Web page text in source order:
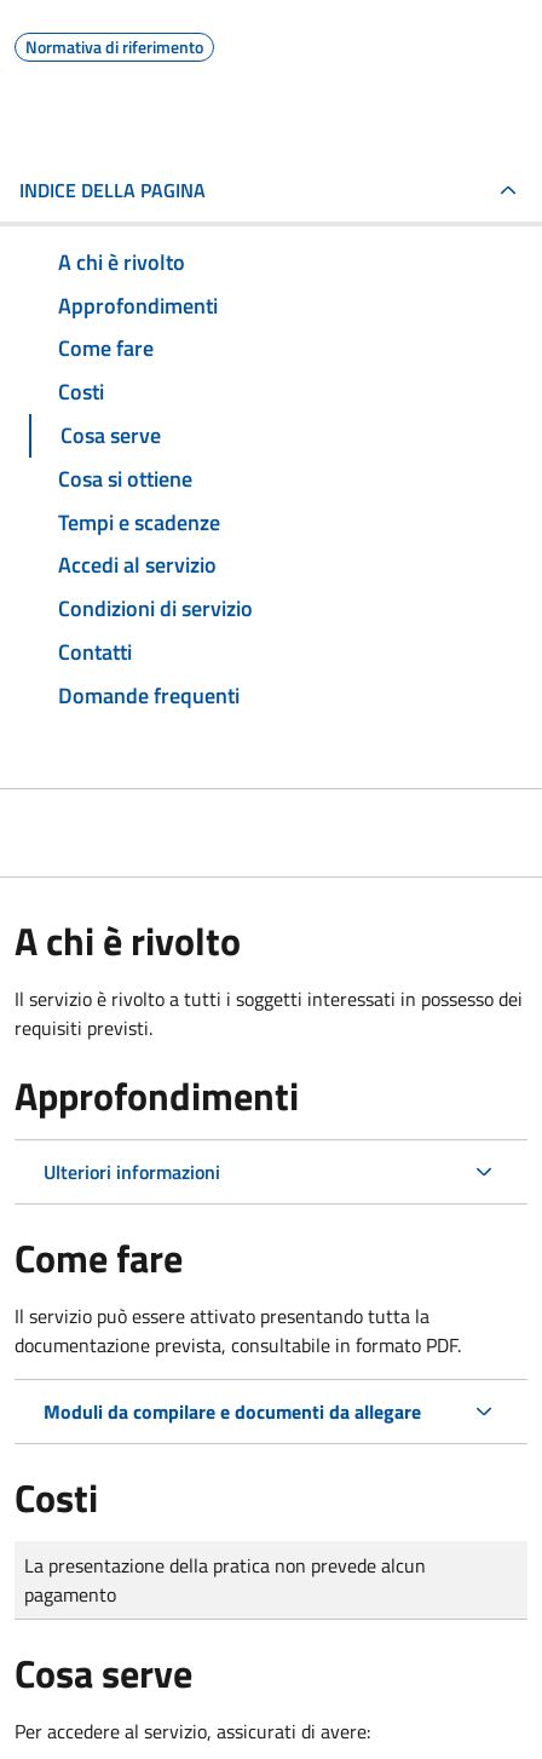
Normativa di riferimento
INDICE DELLA PAGINA
A chi è rivolto
Approfondimenti
Come fare
Costi
Cosa serve
Cosa si ottiene
Tempi e scadenze
Accedi al servizio
Condizioni di servizio
Contatti
Domande frequenti
A chi è rivolto
Il servizio è rivolto a tutti i soggetti interessati in possesso dei
requisiti previsti.
Approfondimenti
Ulteriori informazioni
Come fare
Il servizio può essere attivato presentando tutta la
documentazione prevista, consultabile in formato PDF.
Moduli da compilare e documenti da allegare
Costi
Tipo di pagamento
Importo
La presentazione della pratica non prevede alcun
pagamento
Cosa serve
Per accedere al servizio, assicurati di avere: